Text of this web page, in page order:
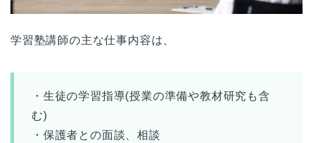
学習塾講師の主な仕事内容は、
・生徒の学習指導(授業の準備や教材研究も含
む)
・保護者との面談、相談